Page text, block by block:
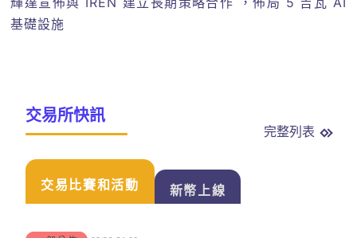
基礎設施
交易所快訊
完整列表
交易比賽和活動 新幣上線